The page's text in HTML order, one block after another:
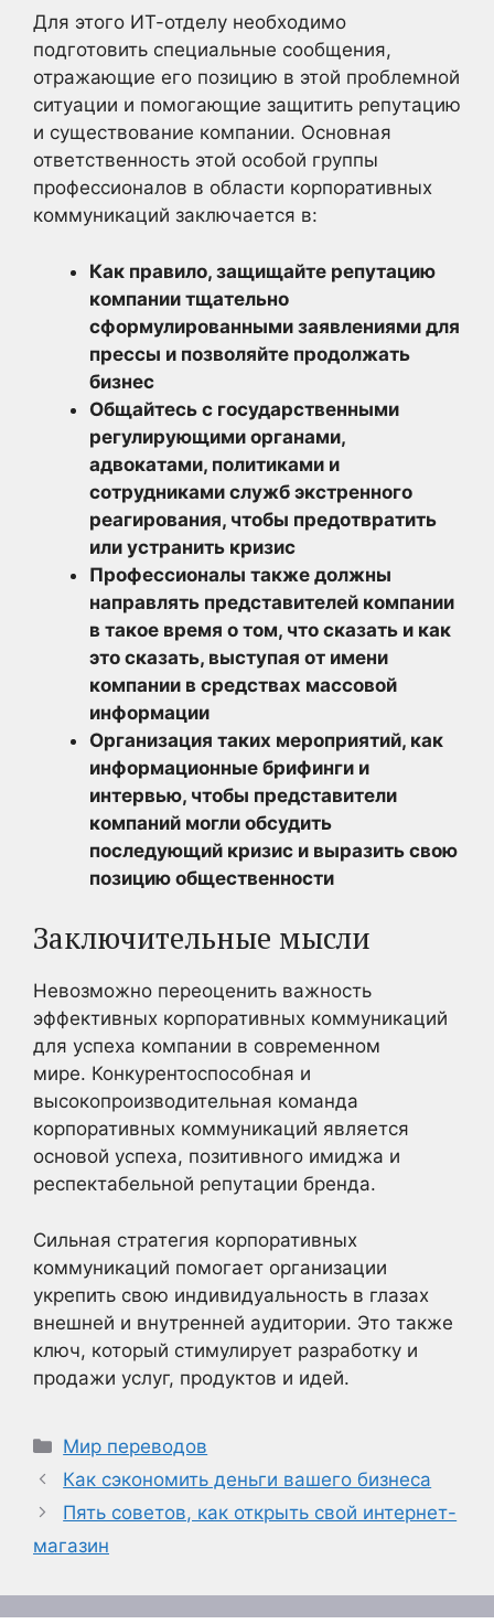
Для этого ИТ-отделу необходимо
подготовить специальные сообщения,
отражающие его позицию в этой проблемной
ситуации и помогающие защитить репутацию
и существование компании. Основная
ответственность этой особой группы
профессионалов в области корпоративных
коммуникаций заключается в:
Как правило, защищайте репутацию
компании тщательно
сформулированными заявлениями для
прессы и позволяйте продолжать
бизнес
Общайтесь с государственными
регулирующими органами,
адвокатами, политиками и
сотрудниками служб экстренного
реагирования, чтобы предотвратить
или устранить кризис
Профессионалы также должны
направлять представителей компании
в такое время о том, что сказать и как
это сказать, выступая от имени
компании в средствах массовой
информации
Организация таких мероприятий, как
информационные брифинги и
интервью, чтобы представители
компаний могли обсудить
последующий кризис и выразить свою
позицию общественности
Заключительные мысли
Невозможно переоценить важность
эффективных корпоративных коммуникаций
для успеха компании в современном
мире. Конкурентоспособная и
высокопроизводительная команда
корпоративных коммуникаций является
основой успеха, позитивного имиджа и
респектабельной репутации бренда.
Сильная стратегия корпоративных
коммуникаций помогает организации
укрепить свою индивидуальность в глазах
внешней и внутренней аудитории. Это также
ключ, который стимулирует разработку и
продажи услуг, продуктов и идей.
Рубрики
Мир переводов
Как сэкономить деньги вашего бизнеса
Пять советов, как открыть свой интернет-
магазин